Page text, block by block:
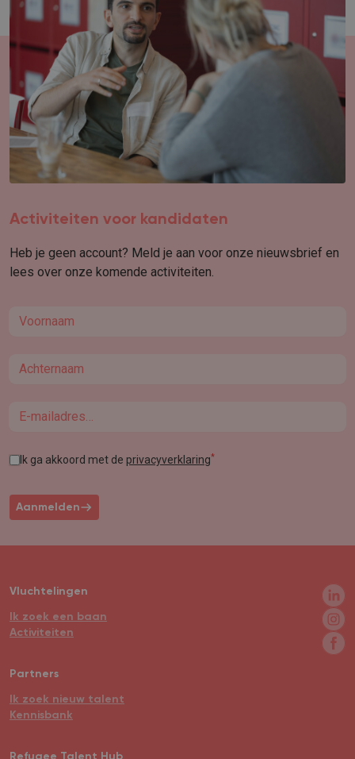
Activiteiten voor kandidaten
Heb je geen account? Meld je aan voor onze nieuwsbrief en
lees over onze komende activiteiten.
First name
Last name
Email
Ik ga akkoord met de privacyverklaring*
Aanmelden
Vluchtelingen
Ik zoek een baan
Activiteiten
Partners
Ik zoek nieuw talent
Kennisbank